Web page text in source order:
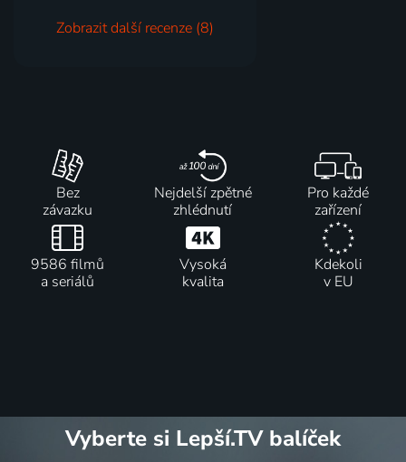
Zobrazit další recenze (8)
Bez
závazku
Nejdelší zpětné
zhlédnutí
Pro každé
zařízení
9586 filmů
a seriálů
Vysoká
kvalita
Kdekoli
v EU
Vyberte si Lepší.TV balíček